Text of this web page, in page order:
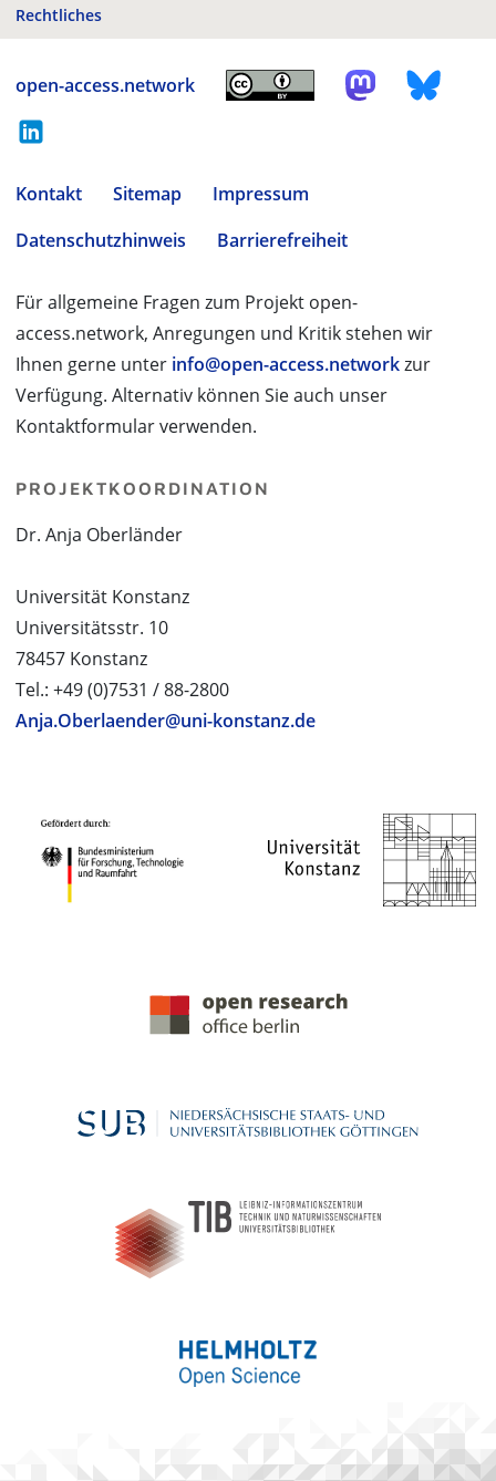
Rechtliches
open-access.network
Kontakt Sitemap
Impressum
Datenschutzhinweis
Barrierefreiheit
Für allgemeine Fragen zum Projekt open-
access.network, Anregungen und Kritik stehen wir
Ihnen gerne unter info@open-access.networkzur
Verfügung. Alternativ können Sie auch unser
Kontaktformular verwenden.
PROJEKTKOORDINATION
Dr. Anja Oberländer
Universität Konstanz
Universitätsstr. 10
78457 Konstanz
Tel.: +49 (0)7531 / 88-2800
Anja.Oberlaender@uni-konstanz.de